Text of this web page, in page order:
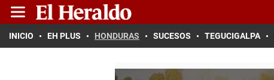
INICIO EH PLUS HONDURAS SUCESOS TEGUCIGALPA